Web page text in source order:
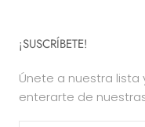
¡SUSCRÍBETE!
Únete a nuestra lista
enterarte de